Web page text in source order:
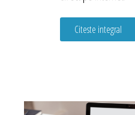
Citeste integral